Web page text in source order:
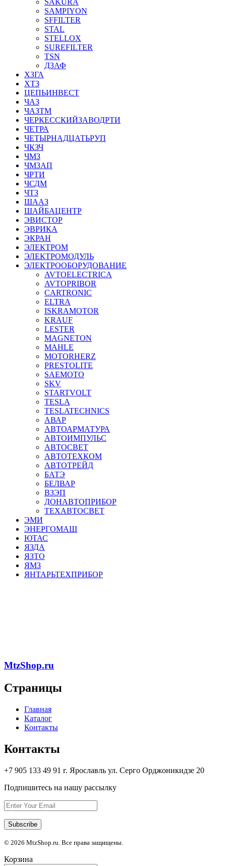
SAMPIYON
SFFILTER
STAL
STELLOX
SUREFILTER
TSN
ДЗАФ
ХЗГА
ХТЗ
ЦЕПЬИНВЕСТ
ЧАЗ
ЧАЗТМ
ЧЕРКЕССКИЙЗАВОДРТИ
ЧЕТРА
ЧЕТЫРНАДЦАТЬРУП
ЧКЗЧ
ЧМЗ
ЧМЗАП
ЧРТИ
ЧСДМ
ЧТЗ
ШААЗ
ШАЙБАЦЕНТР
ЭВИСТОР
ЭВРИКА
ЭКРАН
ЭЛЕКТРОМ
ЭЛЕКТРОМОДУЛЬ
ЭЛЕКТРООБОРУДОВАНИЕ
AVTOELECTRICA
AVTOPRIBOR
CARTRONIC
ELTRA
ISKRAMOTOR
KRAUF
LESTER
MAGNETON
MAHLE
MOTORHERZ
PRESTOLITE
SAEMOTO
SKV
STARTVOLT
TESLA
TESLATECHNICS
АВАР
АВТОАРМАТУРА
АВТОИМПУЛЬС
АВТОСВЕТ
АВТОТЕХКОМ
АВТОТРЕЙД
БАТЭ
БЕЛВАР
ВЗЭП
ДОНАВТОПРИБОР
ТЕХАВТОСВЕТ
ЭМИ
ЭНЕРГОМАШ
ЮТАС
ЯЗДА
ЯЗТО
ЯМЗ
ЯНТАРЬТЕХПРИБОР
MtzShop.ru
Страницы
Главная
Каталог
Контакты
Контакты
+7 905 133 49 91 г. Ярославль ул. Серго Орджоникидзе 20
Подпишитесь на нашу рассылку
© 2026 MtzShop.ru. Все права защищены.
Корзина